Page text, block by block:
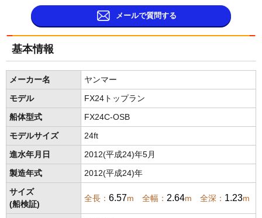
メールで質問する
基本情報
メーカー名 ヤンマー
モデル FX24トップラン
船体型式 FX24C-OSB
モデルサイズ 24ft
進水年月日 2012(平成24)年5月
製造年式 2012(平成24)年
サイズ
(船検証)
全長： 6.57m 全幅： 2.64m 全深： 1.23m